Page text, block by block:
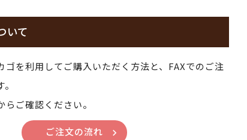
いて
ゴを利用してご購入いただく方法と、FAXでのご注
ご確認ください。
ご注文の流れ